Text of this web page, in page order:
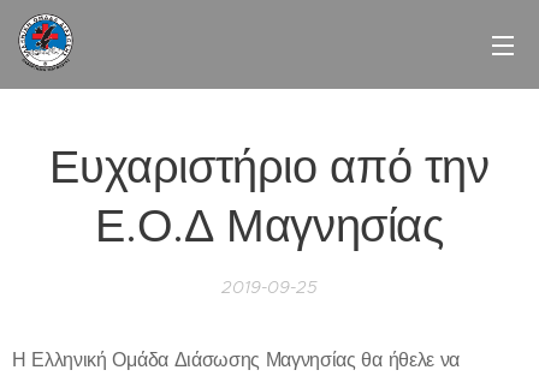
Ευχαριστήριο από την
Ε.Ο.Δ Μαγνησίας
2019-09-25
Η Ελληνική Ομάδα Διάσωσης Μαγνησίας θα ήθελε να